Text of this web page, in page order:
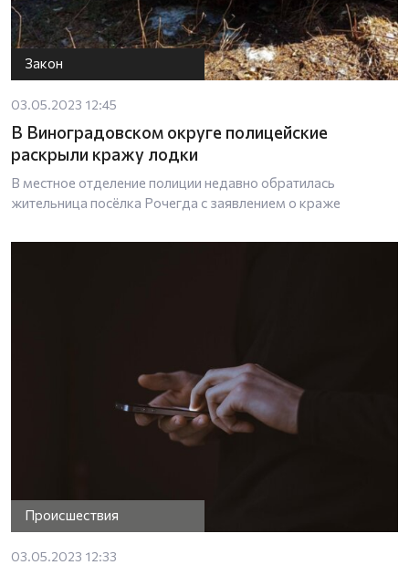
Закон
03.05.2023 12:45
В Виноградовском округе полицейские
раскрыли кражу лодки
В местное отделение полиции недавно обратилась
жительница посёлка Рочегда с заявлением о краже
Происшествия
03.05.2023 12:33